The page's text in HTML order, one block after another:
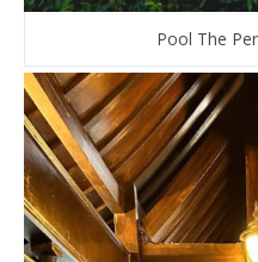
Pool The